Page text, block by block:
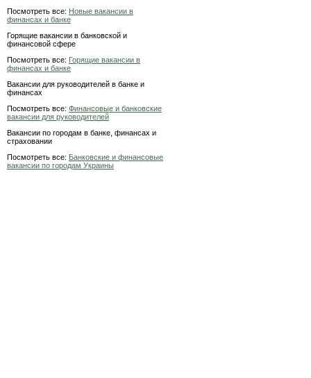
Посмотреть все: Новые вакансии в
финансах и банке
Горящие вакансии в банковской и
финансовой сфере
Посмотреть все: Горящие вакансии в
финансах и банке
Вакансии для руководителей в банке и
финансах
Посмотреть все: Финансовые и банковские
вакансии для руководителей
Вакансии по городам в банке, финансах и
страховании
Посмотреть все: Банковские и финансовые
вакансии по городам Украины